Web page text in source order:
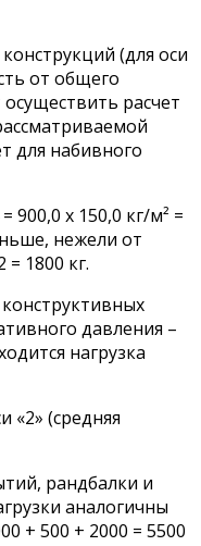
(для оси
от общего
расчет
для набивного
900,0 х 150,0 кг/м² =
нежели от
= 1800 кг.
давления –
нагрузка
«2» (средняя
рандбалки и
аналогичны
+ 500 + 2000 = 5500